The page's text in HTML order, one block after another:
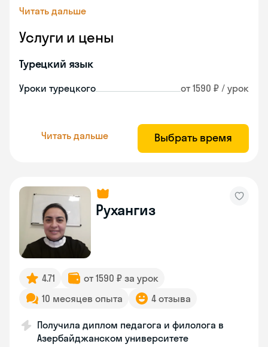
Читать дальше
Услуги и цены
Турецкий язык
Уроки турецкого от 1590 ₽ / урок
Читать дальше Выбрать время
Рухангиз
4.71
от 1590 ₽ за урок
10 месяцев опыта
4 отзыва
Получила диплом педагога и филолога в
Азербайджанском университете